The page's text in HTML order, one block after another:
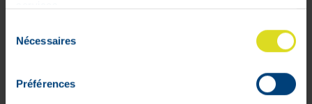
Nécessaires
Préférences